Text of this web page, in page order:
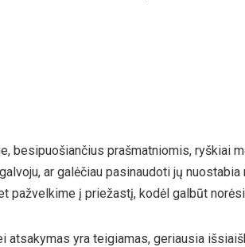
besipuošiančius prašmatniomis, ryškiai
ar galėčiau pasinaudoti jų
pažvelkime į priežastį, kodėl galbūt
yra teigiamas, geriausia